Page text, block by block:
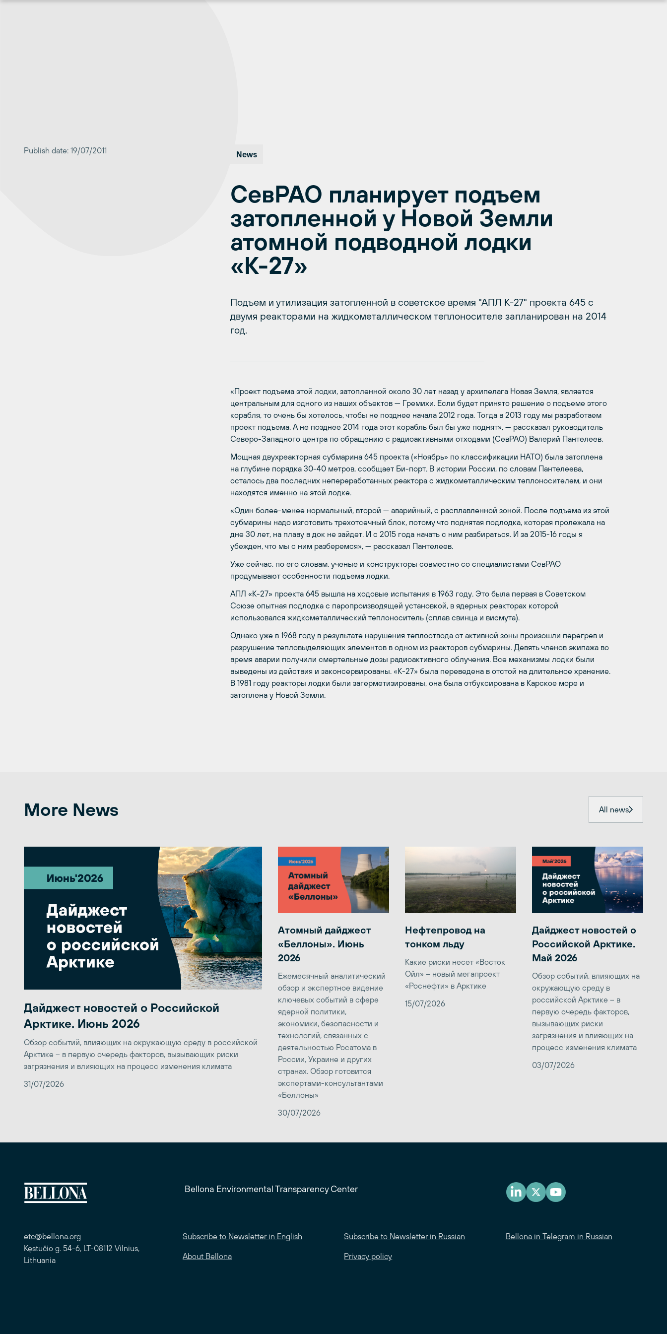
Publish date: 19/07/2011 News
СевРАО планирует подъем
затопленной у Новой Земли
атомной подводной лодки
«К-27»
Подъем и утилизация затопленной в советское время "АПЛ К-27" проекта 645 с
двумя реакторами на жидкометаллическом теплоносителе запланирован на 2014
год.
«Проект подъема этой лодки, затопленной около 30 лет назад у архипелага Новая Земля, является
центральным для одного из наших объектов — Гремихи. Если будет принято решение о подъеме этого
корабля, то очень бы хотелось, чтобы не позднее начала 2012 года. Тогда в 2013 году мы разработаем
проект подъема. А не позднее 2014 года этот корабль был бы уже поднят», — рассказал руководитель
Северо-Западного центра по обращению с радиоактивными отходами (СевРАО) Валерий Пантелеев.
Мощная двухреакторная субмарина 645 проекта («Ноябрь» по классификации НАТО) была затоплена
на глубине порядка 30-40 метров, сообщает Би-порт. В истории России, по словам Пантелеева,
осталось два последних непереработанных реактора с жидкометаллическим теплоносителем, и они
находятся именно на этой лодке.
«Один более-менее нормальный, второй — аварийный, с расплавленной зоной. После подъема из этой
субмарины надо изготовить трехотсечный блок, потому что поднятая подлодка, которая пролежала на
дне 30 лет, на плаву в док не зайдет. И с 2015 года начать с ним разбираться. И за 2015-16 годы я
убежден, что мы с ним разберемся», — рассказал Пантелеев.
Уже сейчас, по его словам, ученые и конструкторы совместно со специалистами СевРАО
продумывают особенности подъема лодки.
АПЛ «К-27» проекта 645 вышла на ходовые испытания в 1963 году. Это была первая в Советском
Союзе опытная подлодка с паропроизводящей установкой, в ядерных реакторах которой
использовался жидкометаллический теплоноситель (сплав свинца и висмута).
Однако уже в 1968 году в результате нарушения теплоотвода от активной зоны произошли перегрев и
разрушение тепловыделяющих элементов в одном из реакторов субмарины. Девять членов экипажа во
время аварии получили смертельные дозы радиоактивного облучения. Все механизмы лодки были
выведены из действия и законсервированы. «К-27» была переведена в отстой на длительное хранение.
В 1981 году реакторы лодки были загерметизированы, она была отбуксирована в Карское море и
затоплена у Новой Земли.
More News All news
Дайджест новостей о Российской
Арктике. Июнь 2026
Обзор событий, влияющих на окружающую среду в российской
Арктике – в первую очередь факторов, вызывающих риски
загрязнения и влияющих на процесс изменения климата
31/07/2026
Атомный дайджест
«Беллоны». Июнь
2026
Ежемесячный аналитический
обзор и экспертное видение
ключевых событий в сфере
ядерной политики,
экономики, безопасности и
технологий, связанных с
деятельностью Росатома в
России, Украине и других
странах. Обзор готовится
экспертами-консультантами
«Беллоны»
30/07/2026
Нефтепровод на
тонком льду
Какие риски несет «Восток
Ойл» – новый мегапроект
«Роснефти» в Арктике
15/07/2026
Дайджест новостей о
Российской Арктике.
Май 2026
Обзор событий, влияющих на
окружающую среду в
российской Арктике – в
первую очередь факторов,
вызывающих риски
загрязнения и влияющих на
процесс изменения климата
03/07/2026
Bellona Environmental Transparency Center
etc@bellona.org
Kęstučio g. 54-6, LT-08112 Vilnius,
Lithuania
Subscribe to Newsletter in English Subscribe to Newsletter in Russian Bellona in Telegram in Russian
About Bellona Privacy policy